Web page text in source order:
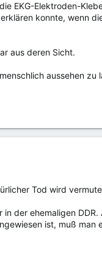
EKG-Elektroden-
konnte, wenn
aus deren Sicht.
aussehen zu
Tod wird
der ehemaligen
ist, muß man